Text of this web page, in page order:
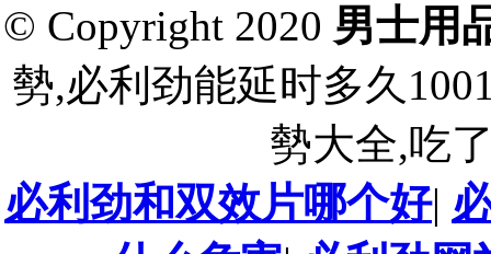
© Copyright 2020 男士用
勢,必利劲能延时多久
勢大全,吃
必利劲和双效片哪个好|